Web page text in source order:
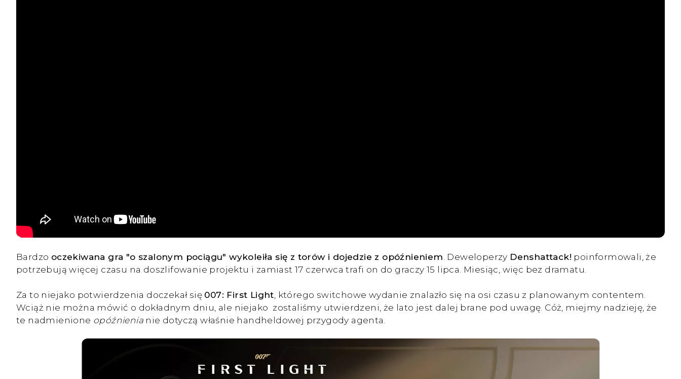
Bardzo oczekiwana gra "o szalonym pociągu" wykoleiła się z torów i dojedzie z opóźnieniem . Deweloperzy Denshattack! poinformowali, że
potrzebują więcej czasu na doszlifowanie projektu i zamiast 17 czerwca trafi on do graczy 15 lipca. Miesiąc, więc bez dramatu.
Za to niejako potwierdzenia doczekał się 007: First Light , którego switchowe wydanie znalazło się na osi czasu z planowanym contentem.
Wciąż nie można mówić o dokładnym dniu, ale niejako zostaliśmy utwierdzeni, że lato jest dalej brane pod uwagę. Cóż, miejmy nadzieję, że
te nadmienione opóźnienia nie dotyczą właśnie handheldowej przygody agenta.